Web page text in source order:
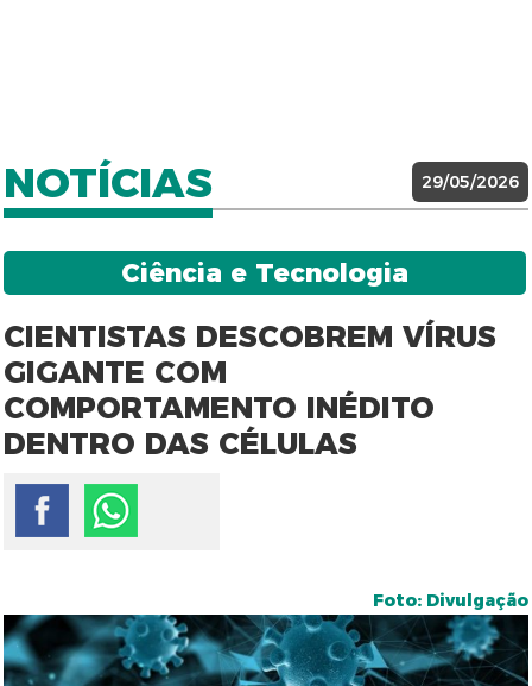
NOTÍCIAS 29/05/2026
Ciência e Tecnologia
CIENTISTAS DESCOBREM VÍRUS
GIGANTE COM
COMPORTAMENTO INÉDITO
DENTRO DAS CÉLULAS
Foto: Divulgação